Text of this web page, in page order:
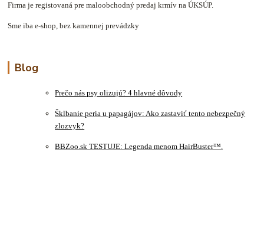
Firma je registovaná pre maloobchodný predaj krmív na ÚKSÚP.
Sme iba e-shop, bez kamennej prevádzky
Blog
Prečo nás psy olizujú? 4 hlavné dôvody
Šklbanie peria u papagájov: Ako zastaviť tento nebezpečný
zlozvyk?
BBZoo.sk TESTUJE: Legenda menom HairBuster™.